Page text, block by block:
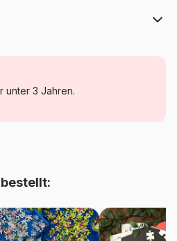
Puzzle - Wilde Tiere
3070900010505
unter 3 Jahren.